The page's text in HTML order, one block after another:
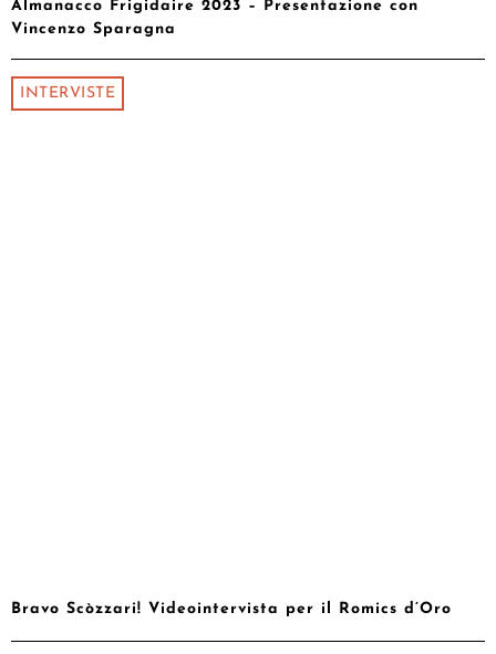
Almanacco Frigidaire 2023 – Presentazione con
Vincenzo Sparagna
INTERVISTE
Bravo Scòzzari! Videointervista per il Romics d’Oro